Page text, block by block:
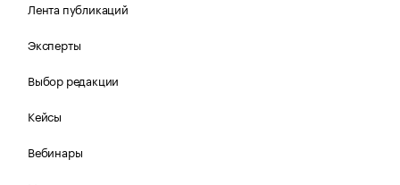
Лента публикаций
Эксперты
Выбор редакции
Кейсы
Вебинары